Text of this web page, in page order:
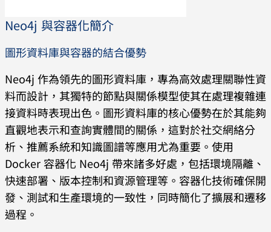
Neo4j 與容器化簡介
圖形資料庫與容器的結合優勢
Neo4j 作為領先的圖形資料庫，專為高效處理關聯性資
料而設計，其獨特的節點與關係模型使其在處理複雜連
接資料時表現出色。圖形資料庫的核心優勢在於其能夠
直觀地表示和查詢實體間的關係，這對於社交網絡分
析、推薦系統和知識圖譜等應用尤為重要。使用
Docker 容器化 Neo4j 帶來諸多好處，包括環境隔離、
快速部署、版本控制和資源管理等。容器化技術確保開
發、測試和生產環境的一致性，同時簡化了擴展和遷移
過程。